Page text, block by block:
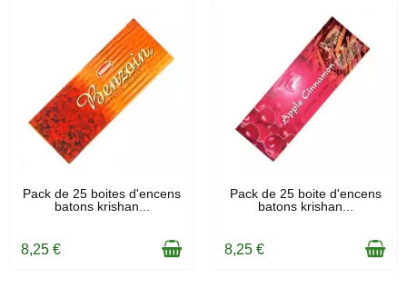
EN STOCK
Pack de 25 boites d'encens
batons krishan...
8,25 €
EN STOCK
Pack de 25 boite d'encens
batons krishan...
8,25 €